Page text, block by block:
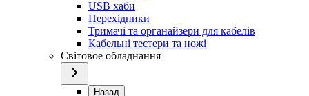
USB хаби
Перехідники
Тримачі та органайзери для кабелів
Кабельні тестери та ножі
Світовое обладнання
Назад